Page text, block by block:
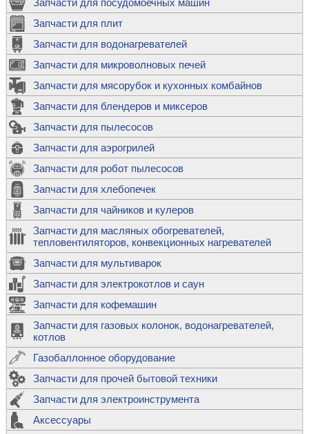
Запчасти для плит
Запчасти для водонагревателей
Запчасти для микроволновых печей
Запчасти для мясорубок и кухонных комбайнов
Запчасти для блендеров и миксеров
Запчасти для пылесосов
Запчасти для аэрогрилей
Запчасти для робот пылесосов
Запчасти для хлебопечек
Запчасти для чайников и кулеров
Запчасти для масляных обогревателей,
тепловентиляторов, конвекционных нагревателей
Запчасти для мультиварок
Запчасти для электрокотлов и саун
Запчасти для кофемашин
Запчасти для газовых колонок, водонагревателей,
котлов
Газобаллонное оборудование
Запчасти для прочей бытовой техники
Запчасти для электроинструмента
Аксессуары